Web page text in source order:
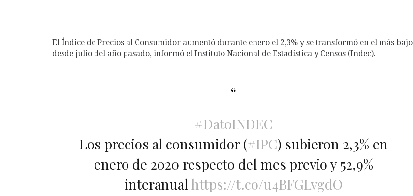
El Índice de Precios al Consumidor aumentó durante enero el 2,3% y se transformó en el más bajo
desde julio del año pasado, informó el Instituto Nacional de Estadística y Censos (Indec).
#DatoINDEC
Los precios al consumidor (#IPC) subieron 2,3% en
enero de 2020 respecto del mes previo y 52,9%
interanual https://t.co/u4BFGLvgdO